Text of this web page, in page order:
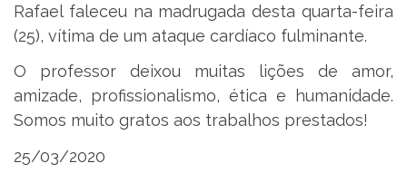
Rafael faleceu na madrugada desta quarta-feira
(25), vítima de um ataque cardíaco fulminante.
O professor deixou muitas lições de amor,
amizade, profissionalismo, ética e humanidade.
Somos muito gratos aos trabalhos prestados!
25/03/2020